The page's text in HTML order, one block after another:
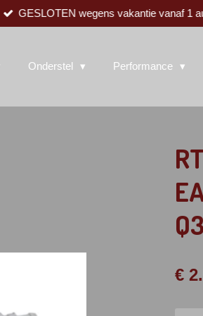
GESLOTEN wegens vakantie vanaf 1
Onderstel Performance
€